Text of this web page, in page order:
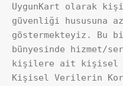
UygunKart olarak
güvenliği hususuna
göstermekteyiz. Bu
bünyesinde hizmet/
kişilere ait kişisel
Kişisel Verilerin